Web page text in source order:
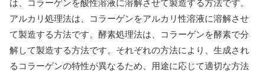
は、コラーゲンを酸性溶液に溶解させて製造する方法です。
アルカリ処理法は、コラーゲンをアルカリ性溶液に溶解させ
て製造する方法です。酵素処理法は、コラーゲンを酵素で分
解して製造する方法です。それぞれの方法により、生成され
るコラーゲンの特性が異なるため、用途に応じて適切な方法